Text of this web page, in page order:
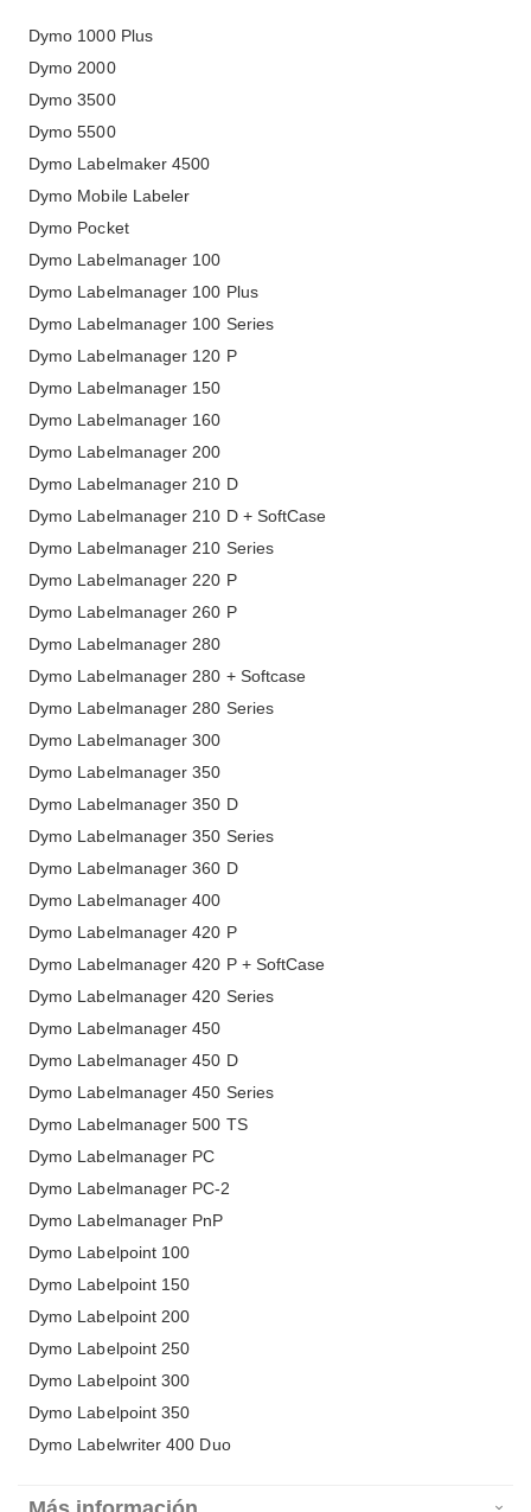
Dymo 1000 Plus
Dymo 2000
Dymo 3500
Dymo 5500
Dymo Labelmaker 4500
Dymo Mobile Labeler
Dymo Pocket
Dymo Labelmanager 100
Dymo Labelmanager 100 Plus
Dymo Labelmanager 100 Series
Dymo Labelmanager 120 P
Dymo Labelmanager 150
Dymo Labelmanager 160
Dymo Labelmanager 200
Dymo Labelmanager 210 D
Dymo Labelmanager 210 D + SoftCase
Dymo Labelmanager 210 Series
Dymo Labelmanager 220 P
Dymo Labelmanager 260 P
Dymo Labelmanager 280
Dymo Labelmanager 280 + Softcase
Dymo Labelmanager 280 Series
Dymo Labelmanager 300
Dymo Labelmanager 350
Dymo Labelmanager 350 D
Dymo Labelmanager 350 Series
Dymo Labelmanager 360 D
Dymo Labelmanager 400
Dymo Labelmanager 420 P
Dymo Labelmanager 420 P + SoftCase
Dymo Labelmanager 420 Series
Dymo Labelmanager 450
Dymo Labelmanager 450 D
Dymo Labelmanager 450 Series
Dymo Labelmanager 500 TS
Dymo Labelmanager PC
Dymo Labelmanager PC-2
Dymo Labelmanager PnP
Dymo Labelpoint 100
Dymo Labelpoint 150
Dymo Labelpoint 200
Dymo Labelpoint 250
Dymo Labelpoint 300
Dymo Labelpoint 350
Dymo Labelwriter 400 Duo